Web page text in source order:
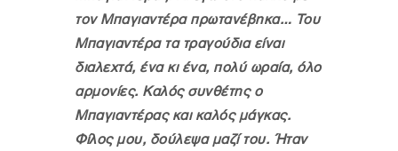
τον Μπαγιαντέρα πρωτανέβηκα… Του
Μπαγιαντέρα τα τραγούδια είναι
διαλεχτά, ένα κι ένα, πολύ ωραία, όλο
αρμονίες. Καλός συνθέτης ο
Μπαγιαντέρας και καλός μάγκας.
Φίλος μου, δούλεψα μαζί του. Ήταν